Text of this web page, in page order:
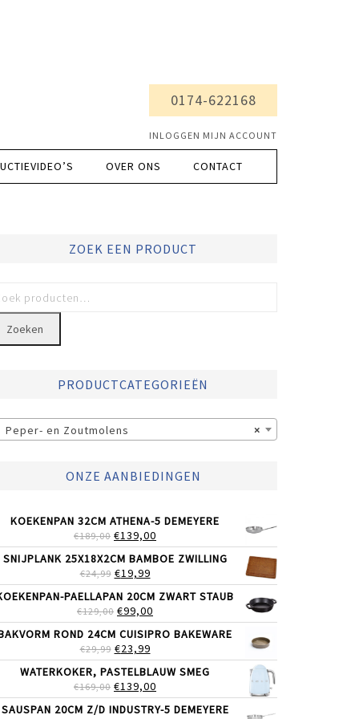
0174-622168
INLOGGEN MIJN ACCOUNT
OVER ONS CONTACT
ZOEK EEN PRODUCT
Zoeken
PRODUCTCATEGORIEËN
×
Peper- en Zoutmolens
ONZE AANBIEDINGEN
KOEKENPAN 32CM ATHENA-5 DEMEYERE
€189,00 OORSPRONKELIJKE
PRIJS
WAS:
€189,00.
€139,00
PRIJS
IS:
SNIJPLANK 25X18X2CM BAMBOE ZWILLING
€24,99 OORSPRONKELIJKE
PRIJS
WAS:
€24,99.
€19,99HUIDIGE
PRIJS
IS:
€19,99.
PAELLAPAN 20CM ZWART STAUB
€129,00 OORSPRONKELIJKE
PRIJS
WAS:
€129,00.
€99,00
PRIJS
IS:
ROND 24CM CUISIPRO BAKEWARE
€29,99 OORSPRONKELIJKE
PRIJS
WAS:
€29,99.
€23,99HUIDIGE
PRIJS
IS:
€23,99.
WATERKOKER, PASTELBLAUW SMEG
€169,00 OORSPRONKELIJKE
PRIJS
WAS:
€139,00
PRIJS
IS:
SAUSPAN 20CM Z/D INDUSTRY-5 DEMEYERE